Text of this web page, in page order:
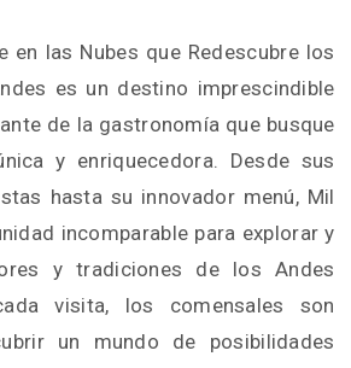
en las Nubes que Redescubre los
es un destino imprescindible
de la gastronomía que busque
y enriquecedora. Desde sus
hasta su innovador menú, Mil
incomparable para explorar y
y tradiciones de los Andes
visita, los comensales son
un mundo de posibilidades